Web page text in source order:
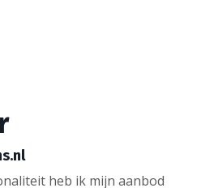
heb ik mijn aanbod